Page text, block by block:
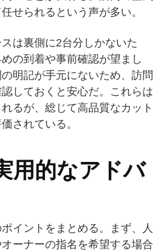
せられるという声が多い。
は裏側に2台分しかないた
の到着や事前確認が望まし
明記が手元にないため、訪問
しておくと安心だ。これらは
るが、総じて高品質なカット
されている。
用的なアドバ
イントをまとめる。まず、人
ーナーの指名を希望する場合